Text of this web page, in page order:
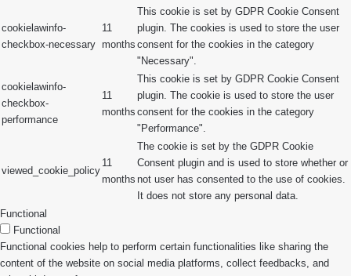
cookielawinfo-
checkbox-necessary
11
months
This cookie is set by GDPR Cookie Consent
plugin. The cookies is used to store the user
consent for the cookies in the category
"Necessary".
cookielawinfo-
checkbox-
performance
11
months
This cookie is set by GDPR Cookie Consent
plugin. The cookie is used to store the user
consent for the cookies in the category
"Performance".
viewed_cookie_policy
11
months
The cookie is set by the GDPR Cookie
Consent plugin and is used to store whether or
not user has consented to the use of cookies.
It does not store any personal data.
Functional
Functional
Functional cookies help to perform certain functionalities like sharing the
content of the website on social media platforms, collect feedbacks, and